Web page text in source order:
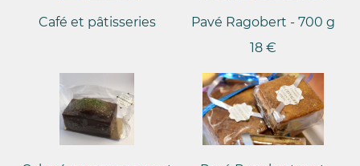
Café et pâtisseries
Pavé Ragobert - 700 g
18 €